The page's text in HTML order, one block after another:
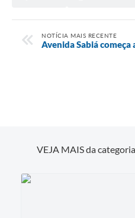
NOTÍCIA MAIS RECENTE
Avenida Sabiá começa
VEJA MAIS da categoria